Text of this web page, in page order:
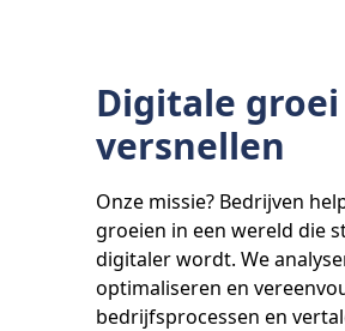
Digitale groei
versnellen
Onze missie? Bedrijven
groeien in een wereld die
digitaler wordt. We
optimaliseren en
bedrijfsprocessen en